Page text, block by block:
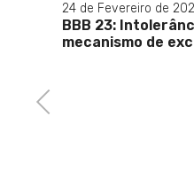
Previous
24 de Fevereiro de
BBB 23:
mecanismo de